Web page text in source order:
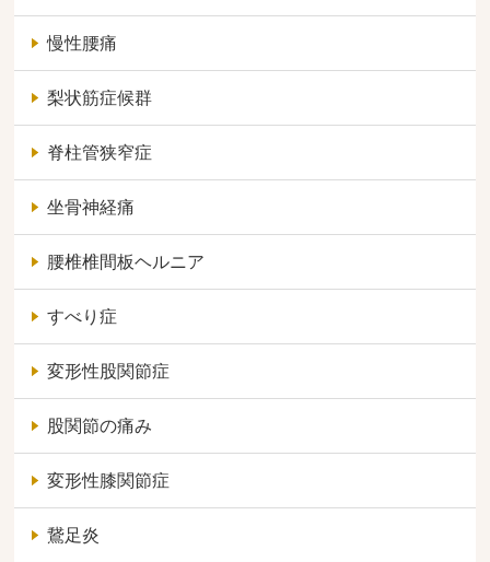
慢性腰痛
梨状筋症候群
脊柱管狭窄症
坐骨神経痛
腰椎椎間板ヘルニア
すべり症
変形性股関節症
股関節の痛み
変形性膝関節症
鵞足炎